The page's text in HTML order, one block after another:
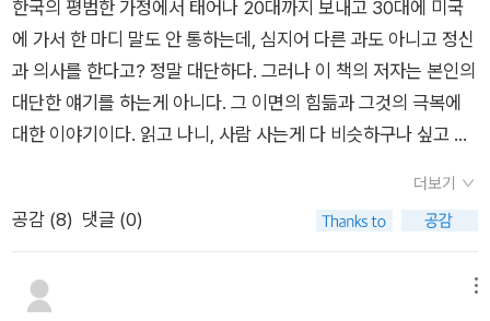
한국의 평범한 가정에서 태어나 20대까지 보내고 30대에 미국
에 가서 한 마디 말도 안 통하는데, 심지어 다른 과도 아니고 정신
과 의사를 한다고? 정말 대단하다. 그러나 이 책의 저자는 본인의
대단한 얘기를 하는게 아니다. 그 이면의 힘듦과 그것의 극복에
대한 이야기이다. 읽고 나니, 사람 사는게 다 비슷하구나 싶고 용
는 - 이 이 책을 많이 읽었으면 좋겠다. 'You teach people how
to treat you' - (사람들이 너를 어떻게 대할지는 네가 가르치는
것이다)
더보기
공감 (8) 댓글 (0)